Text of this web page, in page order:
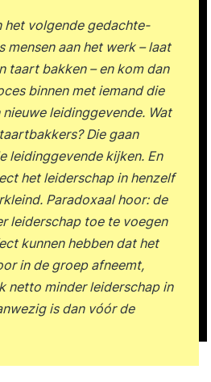
te laten slagen; Kun
rollen definiëren; Ben je
je nieuwe manieren van
en besluitvorming
de veranderende rol van het
naar huis met
de theorie naar jouw
staat anderen mee te
manier van denken en
hoogte van vernieuwende
Dag
als concept: Hoe
zich de laatste decennia
zelforganisatie en
hedendaagse uitdagingen
het volgende gedachte-
mensen aan het werk – laat
taart bakken – en kom dan
binnen met iemand die
leidinggevende. Wat
Die gaan
leidinggevende kijken. En
het leiderschap in henzelf
Paradoxaal hoor: de
leiderschap toe te voegen
kunnen hebben dat het
in de groep afneemt,
netto minder leiderschap in
is dan vóór de